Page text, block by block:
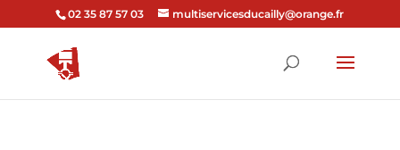
02 35 87 57 03 multiservicesducailly@orange.fr